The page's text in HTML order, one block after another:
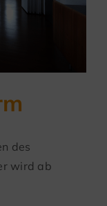
des
wird ab